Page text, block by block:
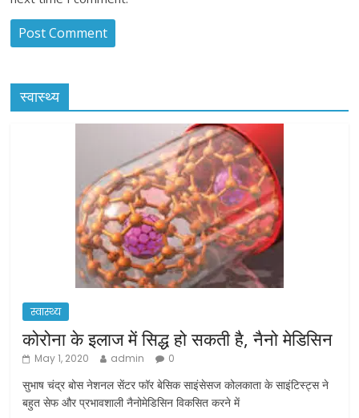
स्वास्थ्य
स्वास्थ्य
कोरोना के इलाज में सिद्ध हो सकती है, नैनो मेडिसिन
May 1, 2020 admin 0
सुभाष चंद्र बोस नेशनल सेंटर फॉर बेसिक साइंसेसज कोलकाता के साइंटिस्ट्स ने
बहुत सेफ और प्रभावशाली नैनोमेडिसिन विकसित करने में